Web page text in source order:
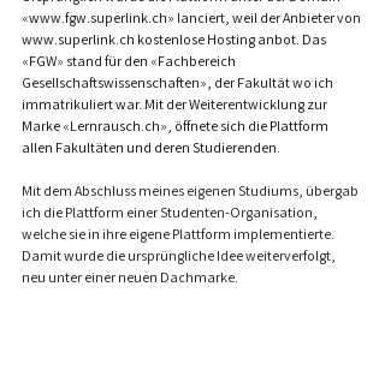
«www.fgw.superlink.ch» lanciert, weil der Anbieter von
www.superlink.ch kostenlose Hosting anbot. Das
«FGW» stand für den «Fachbereich
Gesellschaftswissenschaften», der Fakultät wo ich
immatrikuliert war. Mit der Weiterentwicklung zur
Marke «Lernrausch.ch», öffnete sich die Plattform
allen Fakultäten und deren Studierenden.
Mit dem Abschluss meines eigenen Studiums, übergab
ich die Plattform einer Studenten-Organisation,
welche sie in ihre eigene Plattform implementierte.
Damit wurde die ursprüngliche Idee weiterverfolgt,
neu unter einer neuen Dachmarke.